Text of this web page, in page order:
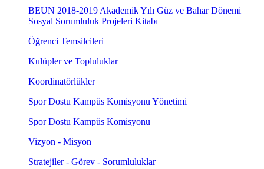
BEUN 2018-2019 Akademik Yılı Güz ve Bahar Dönemi
Sosyal Sorumluluk Projeleri Kitabı
Öğrenci Temsilcileri
Kulüpler ve Topluluklar
Koordinatörlükler
Spor Dostu Kampüs Komisyonu Yönetimi
Spor Dostu Kampüs Komisyonu
Vizyon - Misyon
Stratejiler - Görev - Sorumluluklar